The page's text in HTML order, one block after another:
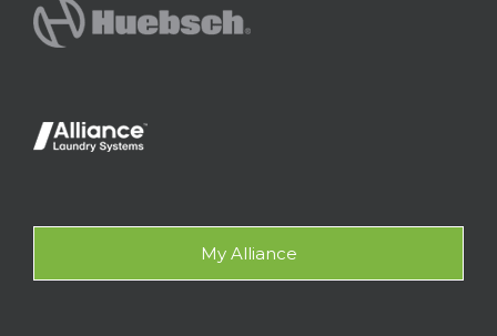
My Alliance